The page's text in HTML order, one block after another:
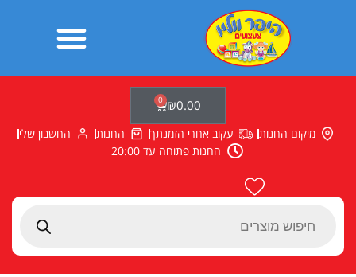
Products
₪0.00
0
עגלת
קניות
מיקום החנות עקוב אחרי הזמנתך החנות
החשבון שלי
החנות פתוחה עד 20:00